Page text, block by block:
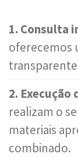
1. Consulta
oferecemos
2.
realizam o
materiais
combinado.